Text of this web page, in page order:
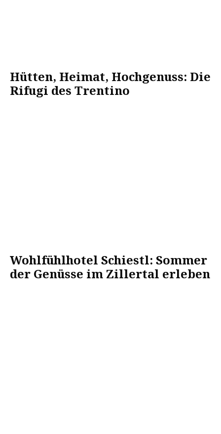
Hütten, Heimat, Hochgenuss: Die
Rifugi des Trentino
Wohlfühlhotel Schiestl: Sommer
der Genüsse im Zillertal erleben